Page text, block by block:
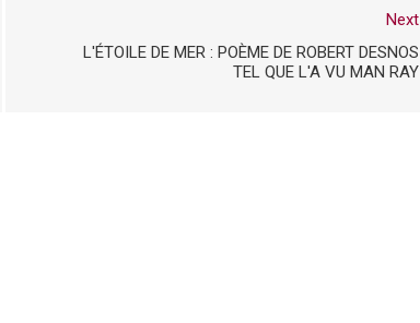
Next
L'ÉTOILE DE MER : POÈME DE ROBERT DESNOS
TEL QUE L'A VU MAN RAY